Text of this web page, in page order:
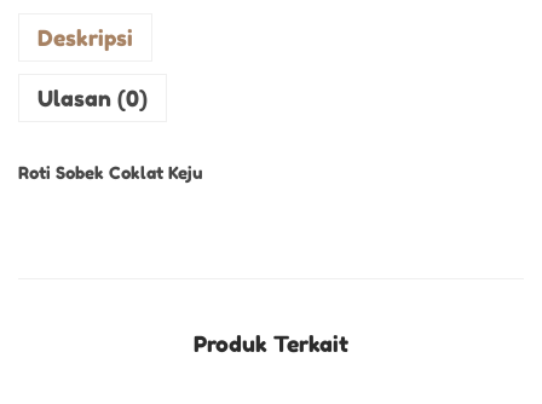
Deskripsi
Ulasan (0)
Roti Sobek Coklat Keju
Produk Terkait